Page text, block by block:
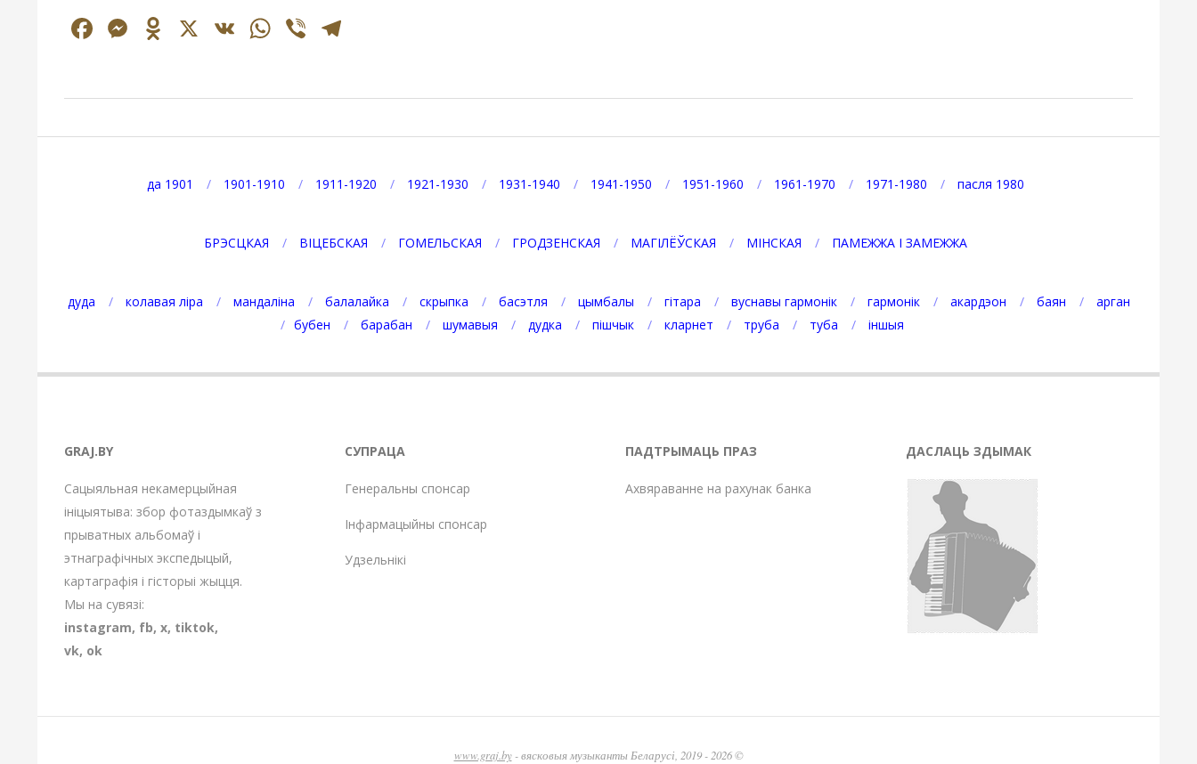
Facebook
Messenger
Odnoklassniki
X VK WhatsApp
Viber
08-
да 1901
1901-1910 1911-1920 1921-1930 1931-1940 1941-1950 1951-1960 1961-1970 1971-1980 пасля 1980
БРЭСЦКАЯ ВІЦЕБСКАЯ ГОМЕЛЬСКАЯ ГРОДЗЕНСКАЯ МАГІЛЁЎСКАЯ МІНСКАЯ ПАМЕЖЖА І ЗАМЕЖЖА
дуда колавая ліра мандаліна балалайка скрыпка басэтля цымбалы гітара вуснавы гармонік гармонік акардэон баян
арган
бубен
барабан шумавыя дудка пішчык кларнет труба туба іншыя
GRAJ.BY
Сацыяльная некамерцыйная
ініцыятыва: збор фотаздымкаў з
прыватных альбомаў і
этнаграфічных экспедыцый,
картаграфія і гісторыі жыцця.
Мы на сувязі:
instagram, fb, х, tiktok,
vk, ok
СУПРАЦА
Генеральны спонсар
Інфармацыйны спонсар
Удзельнікі
ПАДТРЫМАЦЬ ПРАЗ
Ахвяраванне на рахунак банка
ДАСЛАЦЬ ЗДЫМАК
www.graj.by- вясковыя музыканты Беларусі, 2019 - 2026 ©